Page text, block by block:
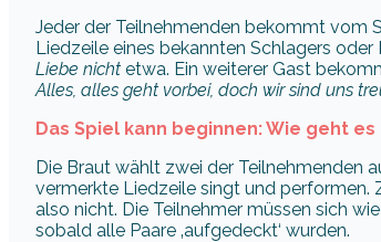
Jeder der Teilnehmenden bekommt vom
Liedzeile eines bekannten Schlagers
Liebe nicht etwa. Ein weiterer Gast
Alles, alles geht vorbei, doch wir sind uns
Das Spiel kann beginnen: Wie geht
Die Braut wählt zwei der Teilnehmenden
vermerkte Liedzeile singt und performen.
also nicht. Die Teilnehmer müssen sich
sobald alle Paare ‚aufgedeckt‘ wurden.